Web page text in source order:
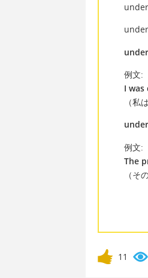
例文:
I
（私
例文:
The
（そ
11